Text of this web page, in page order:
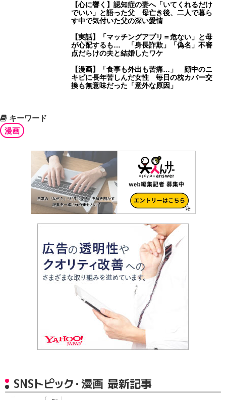
【心に響く】認知症の妻へ「いてくれるだけ
でいい」と語った父 母亡き後、二人で暮ら
す中で気付いた父の深い愛情
【実話】「マッチングアプリ＝危ない」と母
が心配するも… 「身長詐欺」「偽名」不審
点だらけの夫と結婚したワケ
【漫画】「食事も外出も苦痛…」 顔中のニ
キビに長年苦しんだ女性 毎日の枕カバー交
換も無意味だった「意外な原因」
キーワード
漫画
SNSトピック・漫画 最新記事